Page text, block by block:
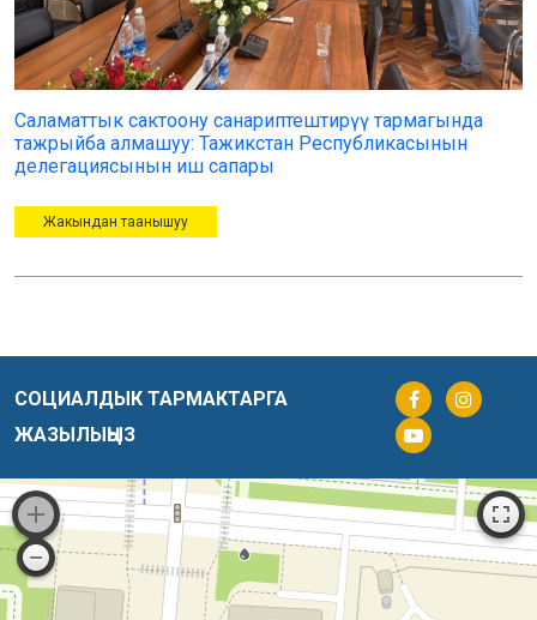
Саламаттык сактоону санариптештирүү тармагында
тажрыйба алмашуу: Тажикстан Республикасынын
делегациясынын иш сапары
Жакындан таанышуу
СОЦИАЛДЫК ТАРМАКТАРГА
ЖАЗЫЛЫҢЫЗ